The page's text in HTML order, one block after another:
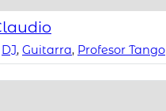
DJ, Guitarra, Profesor Tango